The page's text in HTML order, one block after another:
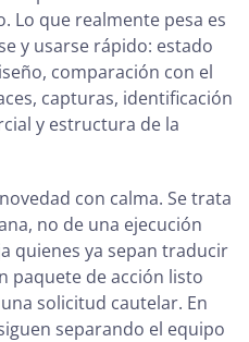
Lo que realmente pesa es
y usarse rápido: estado
comparación con el
capturas, identificación
y estructura de la
con calma. Se trata
no de una ejecución
quienes ya sepan traducir
paquete de acción listo
solicitud cautelar. En
separando el equipo